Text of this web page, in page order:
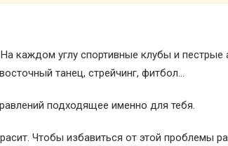
каждом углу спортивные клубы и пестрые
танец, стрейчинг, фитбол…
подходящее именно для тебя.
Чтобы избавиться от этой проблемы